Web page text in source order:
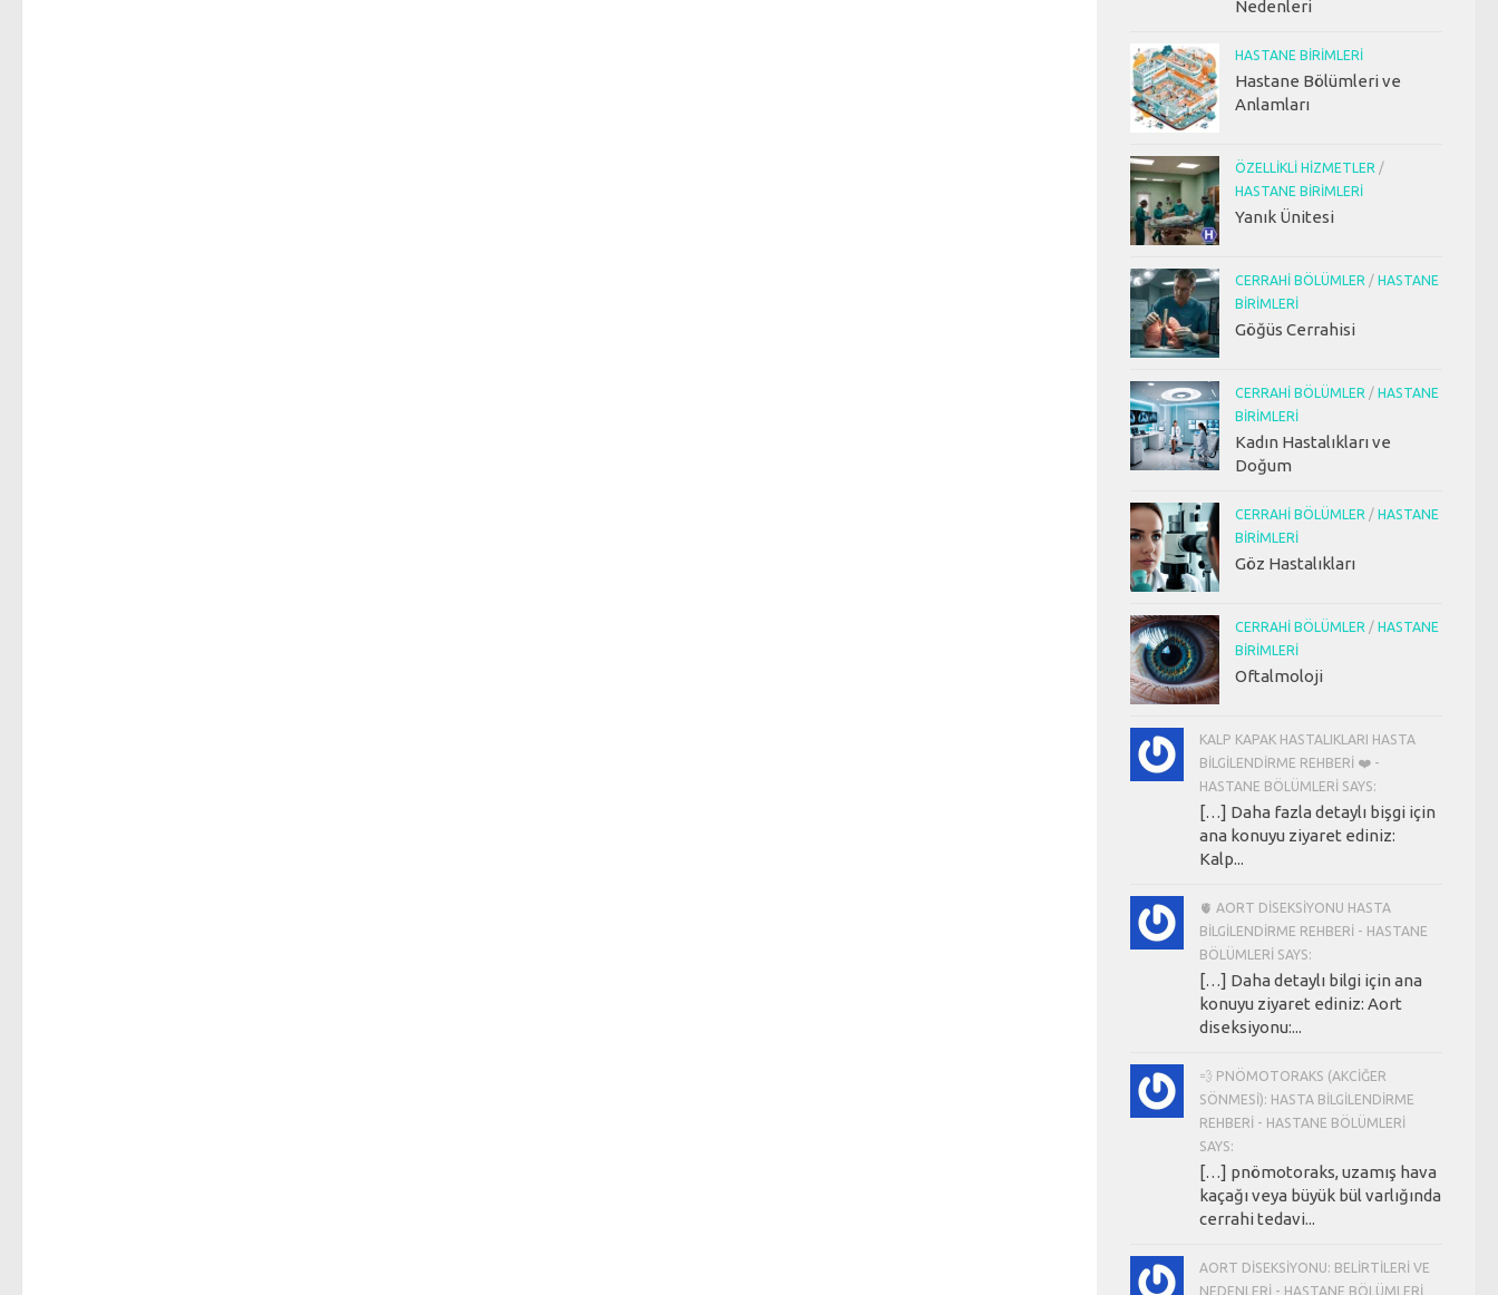
Nedenleri
HASTANE BIRIMLERI
Hastane Bölümleri ve
Anlamları
ÖZELLIKLI HIZMETLER /
HASTANE BIRIMLERI
Yanık Ünitesi
CERRAHI BÖLÜMLER / HASTANE
BIRIMLERI
Göğüs Cerrahisi
CERRAHI BÖLÜMLER / HASTANE
BIRIMLERI
Kadın Hastalıkları ve
Doğum
CERRAHI BÖLÜMLER / HASTANE
BIRIMLERI
Göz Hastalıkları
CERRAHI BÖLÜMLER / HASTANE
BIRIMLERI
Oftalmoloji
KALP KAPAK HASTALIKLARI HASTA
BILGILENDIRME REHBERI ❤️ -
HASTANE BÖLÜMLERI SAYS:
[…] Daha fazla detaylı bişgi için
ana konuyu ziyaret ediniz:
Kalp...
🫀 AORT DISEKSIYONU HASTA
BILGILENDIRME REHBERI - HASTANE
BÖLÜMLERI SAYS:
[…] Daha detaylı bilgi için ana
konuyu ziyaret ediniz: Aort
diseksiyonu:...
💨 PNÖMOTORAKS (AKCIĞER
SÖNMESI): HASTA BILGILENDIRME
REHBERI - HASTANE BÖLÜMLERI
SAYS:
[…] pnömotoraks, uzamış hava
kaçağı veya büyük bül varlığında
cerrahi tedavi...
AORT DISEKSIYONU: BELIRTILERI VE
NEDENLERI - HASTANE BÖLÜMLERI